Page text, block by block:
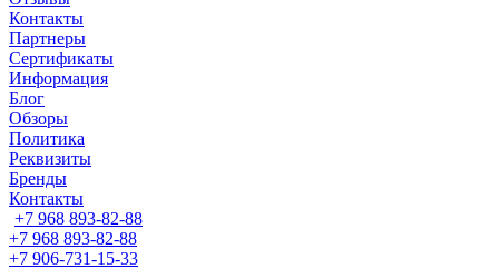
Контакты
Партнеры
Сертификаты
Информация
Блог
Обзоры
Политика
Реквизиты
Бренды
Контакты
+7 968 893-82-88
+7 968 893-82-88
+7 906-731-15-33